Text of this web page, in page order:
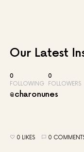
Our Latest
0
FOLLOWING
0
FOLLOWERS
@charonunes
0 LIKES 0